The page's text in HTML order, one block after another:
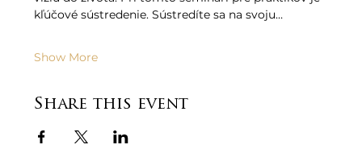
kľúčové sústredenie. Sústredíte sa na svoju…
Show More
Share this event